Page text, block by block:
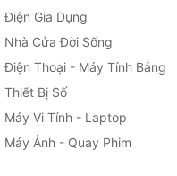
Điện Gia Dụng
Nhà Cửa Đời Sống
Điện Thoại - Máy Tính Bảng
Thiết Bị Số
Máy Vi Tính - Laptop
Máy Ảnh - Quay Phim